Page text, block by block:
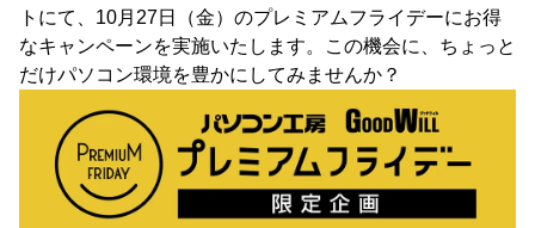
トにて、10月27日（金）のプレミアムフライデーにお得
なキャンペーンを実施いたします。この機会に、ちょっと
だけパソコン環境を豊かにしてみませんか？